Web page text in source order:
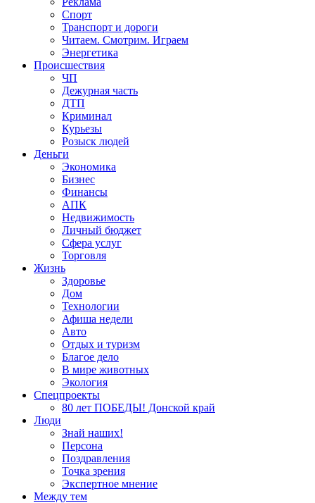
Спорт
Транспорт и дороги
Читаем. Смотрим. Играем
Энергетика
Происшествия
ЧП
Дежурная часть
ДТП
Криминал
Курьезы
Розыск людей
Деньги
Экономика
Бизнес
Финансы
АПК
Недвижимость
Личный бюджет
Сфера услуг
Торговля
Жизнь
Здоровье
Дом
Технологии
Афиша недели
Авто
Отдых и туризм
Благое дело
В мире животных
Экология
Спецпроекты
80 лет ПОБЕДЫ! Донской край
Люди
Знай наших!
Персона
Поздравления
Точка зрения
Экспертное мнение
Между тем